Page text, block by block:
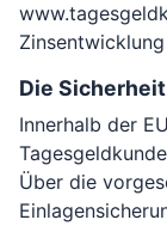
Die
Innerhalb der
Über die